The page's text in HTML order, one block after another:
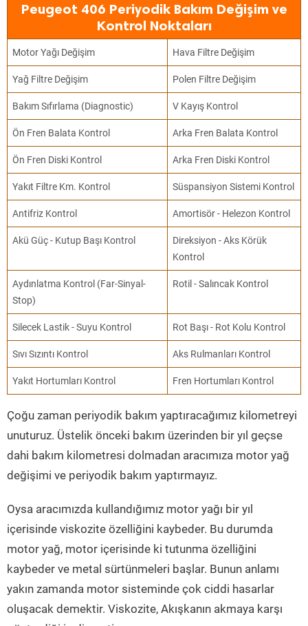
Peugeot 406 Periyodik Bakım Değişim ve
Kontrol Noktaları
Motor Yağı Değişim Hava Filtre Değişim
Yağ Filtre Değişim Polen Filtre Değişim
Bakım Sıfırlama (Diagnostic) V Kayış Kontrol
Ön Fren Balata Kontrol Arka Fren Balata Kontrol
Ön Fren Diski Kontrol Arka Fren Diski Kontrol
Yakıt Filtre Km. Kontrol Süspansiyon Sistemi Kontrol
Antifriz Kontrol Amortisör - Helezon Kontrol
Akü Güç - Kutup Başı Kontrol
Direksiyon - Aks Körük
Kontrol
Aydınlatma Kontrol (Far-Sinyal-
Stop)
Rotil - Salıncak Kontrol
Silecek Lastik - Suyu Kontrol Rot Başı - Rot Kolu Kontrol
Sıvı Sızıntı Kontrol Aks Rulmanları Kontrol
Yakıt Hortumları Kontrol Fren Hortumları Kontrol
Çoğu zaman periyodik bakım yaptıracağımız kilometreyi
unuturuz. Üstelik önceki bakım üzerinden bir yıl geçse
dahi bakım kilometresi dolmadan aracımıza motor yağ
değişimi ve periyodik bakım yaptırmayız.
Oysa aracımızda kullandığımız motor yağı bir yıl
içerisinde viskozite özelliğini kaybeder. Bu durumda
motor yağ, motor içerisinde ki tutunma özelliğini
kaybeder ve metal sürtünmeleri başlar. Bunun anlamı
yakın zamanda motor sisteminde çok ciddi hasarlar
oluşacak demektir. Viskozite, Akışkanın akmaya karşı